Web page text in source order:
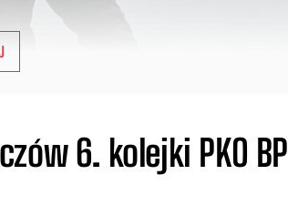
6. kolejki PKO BP